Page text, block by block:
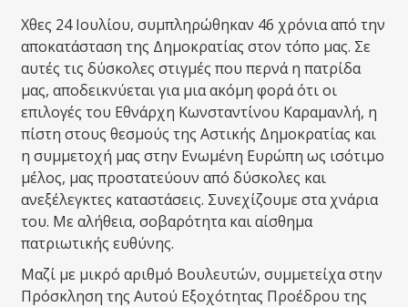
Χθες 24 Ιουλίου, συμπληρώθηκαν 46 χρόνια από την
αποκατάσταση της Δημοκρατίας στον τόπο μας. Σε
αυτές τις δύσκολες στιγμές που περνά η πατρίδα
μας, αποδεικνύεται για μια ακόμη φορά ότι οι
επιλογές του Εθνάρχη Κωνσταντίνου Καραμανλή, η
πίστη στους θεσμούς της Αστικής Δημοκρατίας και
η συμμετοχή μας στην Ενωμένη Ευρώπη ως ισότιμο
μέλος, μας προστατεύουν από δύσκολες και
ανεξέλεγκτες καταστάσεις. Συνεχίζουμε στα χνάρια
του. Με αλήθεια, σοβαρότητα και αίσθημα
πατριωτικής ευθύνης.
Μαζί με μικρό αριθμό Βουλευτών, συμμετείχα στην
Πρόσκληση της Αυτού Εξοχότητας Προέδρου της